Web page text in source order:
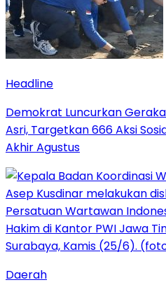
Headline
Demokrat Luncurkan
Asri, Targetkan 666 Aksi
Akhir Agustus
Daerah